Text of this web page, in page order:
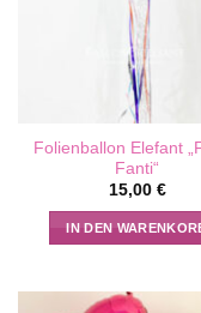
Folienballon Elefant
Fanti“
15,00 €
IN DEN